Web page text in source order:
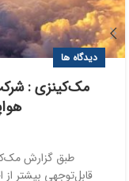
دیدگاه ها
مک‌کینزی :
طبق گزارش
قابل‌توجهی بیشتر از